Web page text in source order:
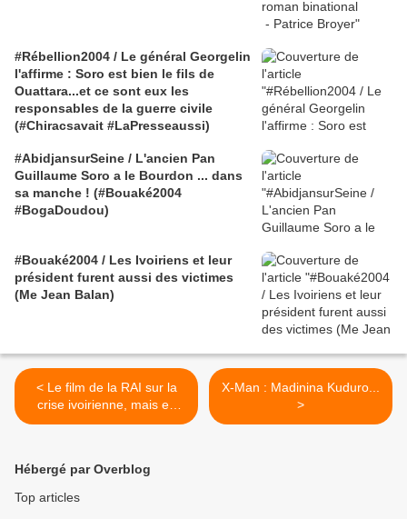
#Rébellion2004 / Le général Georgelin
l'affirme : Soro est bien le fils de
Ouattara...et ce sont eux les
responsables de la guerre civile
(#Chiracsavait #LaPresseaussi)
#AbidjansurSeine / L'ancien Pan
Guillaume Soro a le Bourdon ... dans
sa manche ! (#Bouaké2004
#BogaDoudou)
#Bouaké2004 / Les Ivoiriens et leur
président furent aussi des victimes
(Me Jean Balan)
< Le film de la RAI sur la
crise ivoirienne, mais en
RUSSE ! - Faites tourner
X-Man : Madinina Kuduro...
>
Hébergé par Overblog
Top articles